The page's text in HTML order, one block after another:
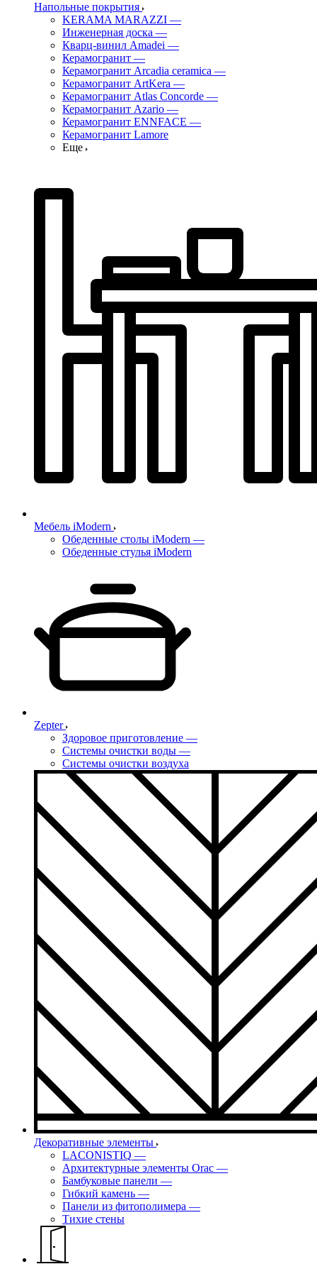
Напольные покрытия
KERAMA MARAZZI —
Инженерная доска —
Кварц-винил Amadei —
Керамогранит —
Керамогранит Arcadia ceramica —
Керамогранит ArtKera —
Керамогранит Atlas Concorde —
Керамогранит Azario —
Керамогранит ENNFACE —
Керамогранит Lamore
Еще
Мебель iModern
Обеденные столы iModern —
Обеденные стулья iModern
Zepter
Здоровое приготовление —
Системы очистки воды —
Системы очистки воздуха
Декоративные элементы
LACONISTIQ —
Архитектурные элементы Orac —
Бамбуковые панели —
Гибкий камень —
Панели из фитополимера —
Тихие стены